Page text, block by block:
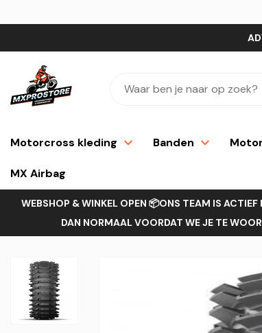
Motorcross kleding Banden
MX Airbag
WEBSHOP & WINKEL OPEN 📦ONS TEAM IS ACTIEF
DAN NORMAAL VOORDAT WE JE TE